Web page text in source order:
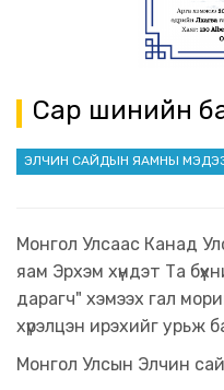
Сар шинийн
ЭЛЧИН САЙДЫН ЯАМНЫ
Монгол Улсаас Канад
яам Эрхэм хүндэт Та
дарагч" хэмээх гал
хүрэлцэн ирэхийг урьж
Монгол Улсын Элчин